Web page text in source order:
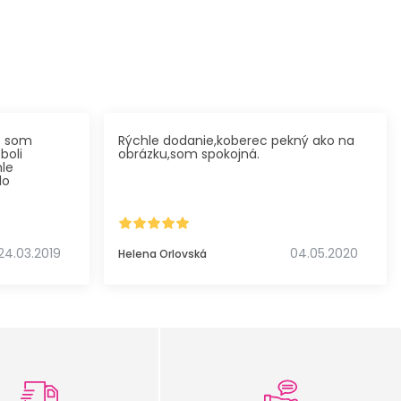
som Rýchle dodanie,koberec pekný ako na
obrázku,som spokojná.
Helena Orlovská 04.05.2020